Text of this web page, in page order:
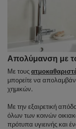
Απολύμανση με
Με τους
μπορείτε να
χημικών.
Με την εξαιρετική
όλων των κοινών
πρότυπα υγιεινής και